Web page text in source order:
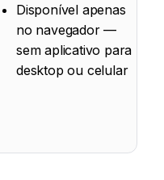
Disponível apenas
no navegador —
sem aplicativo para
desktop ou celular